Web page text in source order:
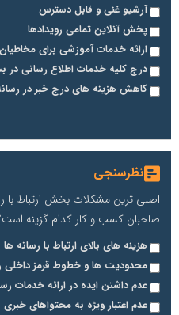
آرشیو غنی و قابل دسترس
پخش آنلاین تمامی رویدادها
ارائه خدمات آموزشی برای
درج کلیه خدمات اطلاع رسانی در
کاهش هزینه های درج خبر در
نظرسنجی
اصلی ترین مشکلات بخش ارتباط با
صاحبان کسب و کار کدام گزینه
هزینه های بالای ارتباط با رسانه ها
محدودیت ها و خطوط قرمز داخلی
عدم داشتن ایده در ارائه خدمات
عدم اعتبار ویژه به محتواهای خبری